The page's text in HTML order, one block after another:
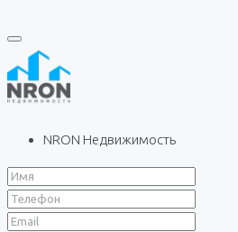
NRON Недвижимость